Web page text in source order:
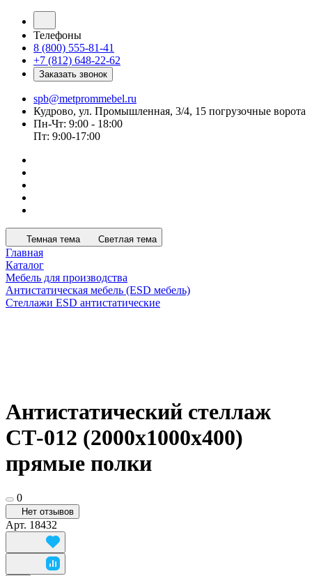
Телефоны
8 (800) 555-81-41
+7 (812) 648-22-62
Заказать звонок
spb@metprommebel.ru
Кудрово, ул. Промышленная, 3/4, 15 погрузочные ворота
Пн-Чт: 9:00 - 18:00
Пт: 9:00-17:00
Темная тема Светлая тема
Главная
Каталог
Мебель для производства
Антистатическая мебель (ESD мебель)
Стеллажи ESD антистатические
Антистатический стеллаж
СТ-012 (2000x1000x400)
прямые полки
0
Нет отзывов
Арт. 18432